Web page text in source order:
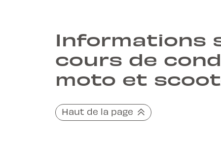
Informations
cours de
moto et
Haut de la page